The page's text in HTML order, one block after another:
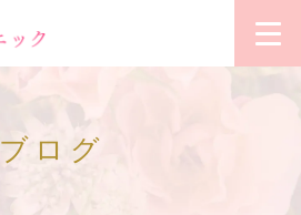
ブログ